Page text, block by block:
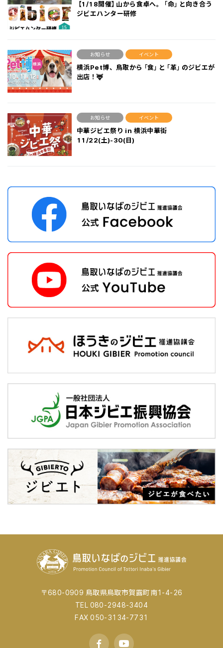
【1/18開催】山から食卓へ。「命」と向き合う
ジビエハンター研修
お知らせ イベント
横浜Pet博、鳥取から「食」と「革」のジビエが
出店！🦌
お知らせ イベント
中華ジビエ祭り in 横浜中華街
11/22(土)-30(日)
〒680-0909 鳥取県鳥取市賀露町南1-4-26
TEL 080-2948-3404
FAX 050-3134-7731